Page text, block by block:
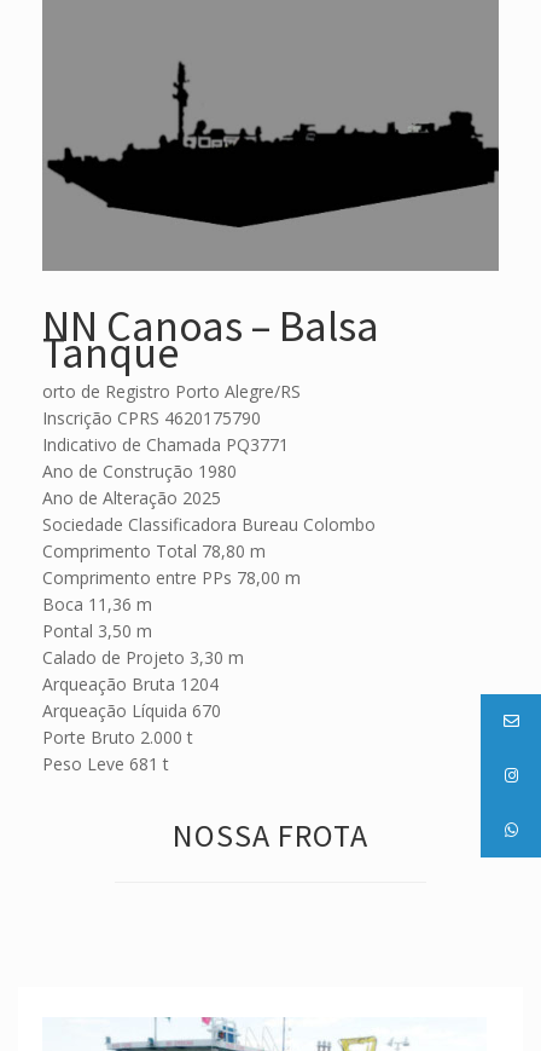
NN Canoas – Balsa
Tanque
orto de Registro Porto Alegre/RS
Inscrição CPRS 4620175790
Indicativo de Chamada PQ3771
Ano de Construção 1980
Ano de Alteração 2025
Sociedade Classificadora Bureau Colombo
Comprimento Total 78,80 m
Comprimento entre PPs 78,00 m
Boca 11,36 m
Pontal 3,50 m
Calado de Projeto 3,30 m
Arqueação Bruta 1204
Arqueação Líquida 670
Porte Bruto 2.000 t
Peso Leve 681 t
NOSSA FROTA